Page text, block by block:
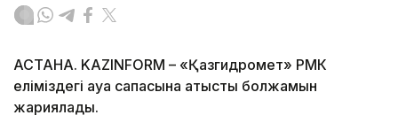
АСТАНА. KAZINFORM – «Қазгидромет» РМК
еліміздегі ауа сапасына қатысты болжамын
жариялады.